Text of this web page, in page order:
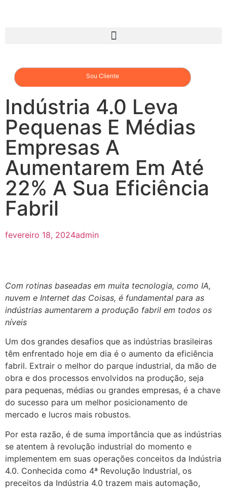
Sou Cliente
Indústria 4.0 Leva
Pequenas E Médias
Empresas A
Aumentarem Em Até
22% A Sua Eficiência
Fabril
fevereiro 18, 2024admin
Com rotinas baseadas em muita tecnologia, como IA,
nuvem e Internet das Coisas, é fundamental para as
indústrias aumentarem a produção fabril em todos os
níveis
Um dos grandes desafios que as indústrias brasileiras
têm enfrentado hoje em dia é o aumento da eficiência
fabril. Extrair o melhor do parque industrial, da mão de
obra e dos processos envolvidos na produção, seja
para pequenas, médias ou grandes empresas, é a chave
do sucesso para um melhor posicionamento de
mercado e lucros mais robustos.
Por esta razão, é de suma importância que as indústrias
se atentem à revolução industrial do momento e
implementem em suas operações conceitos da Indústria
4.0. Conhecida como 4ª Revolução Industrial, os
preceitos da Indústria 4.0 trazem mais automação,